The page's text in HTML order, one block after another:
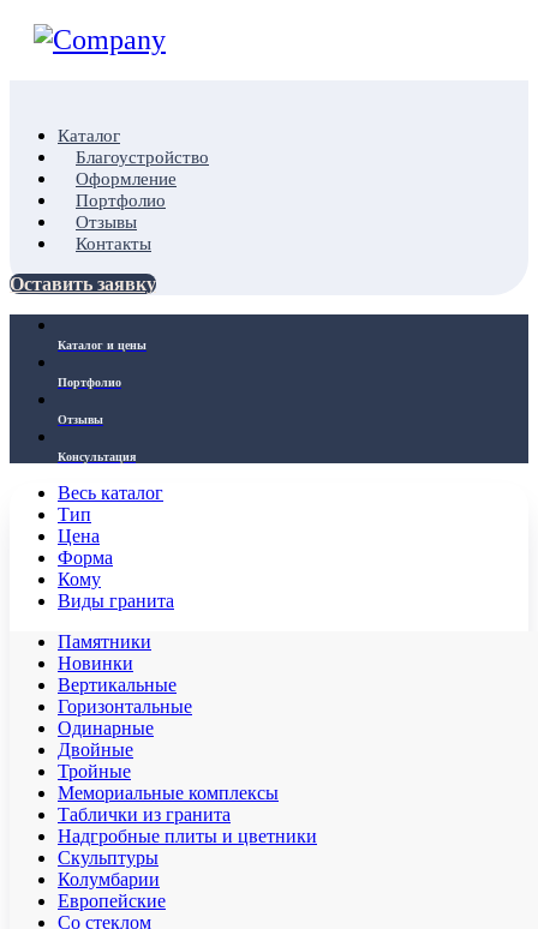
Каталог
Благоустройство
Оформление
Портфолио
Отзывы
Контакты
Оставить заявку
Каталог и цены
Портфолио
Отзывы
Консультация
Весь каталог
Тип
Цена
Форма
Кому
Виды гранита
Памятники
Новинки
Вертикальные
Горизонтальные
Одинарные
Двойные
Тройные
Мемориальные комплексы
Таблички из гранита
Надгробные плиты и цветники
Скульптуры
Колумбарии
Европейские
Со стеклом